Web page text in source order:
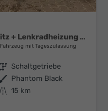
Comfort Plus 1.2 MPI / Sitz + Lenkradheizung PDC V&H Kamera LED Tempomat Keyless Alu 16"
Fahrzeug mit Tageszulassung
Getriebe Schaltgetriebe
Außenfarbe Phantom Black
Kilometerstand 15 km